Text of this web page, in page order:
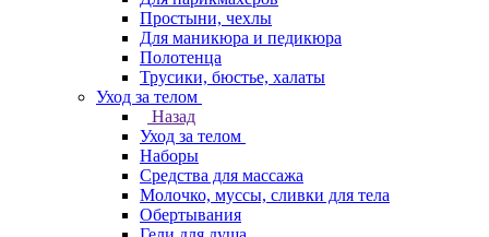
Простыни, чехлы
Для маникюра и педикюра
Полотенца
Трусики, бюстье, халаты
Уход за телом
Назад
Уход за телом
Наборы
Средства для массажа
Молочко, муссы, сливки для тела
Обертывания